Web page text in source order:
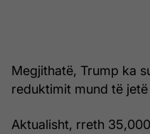
Megjithatë, Trump ka
reduktimit mund të
Aktualisht, rreth